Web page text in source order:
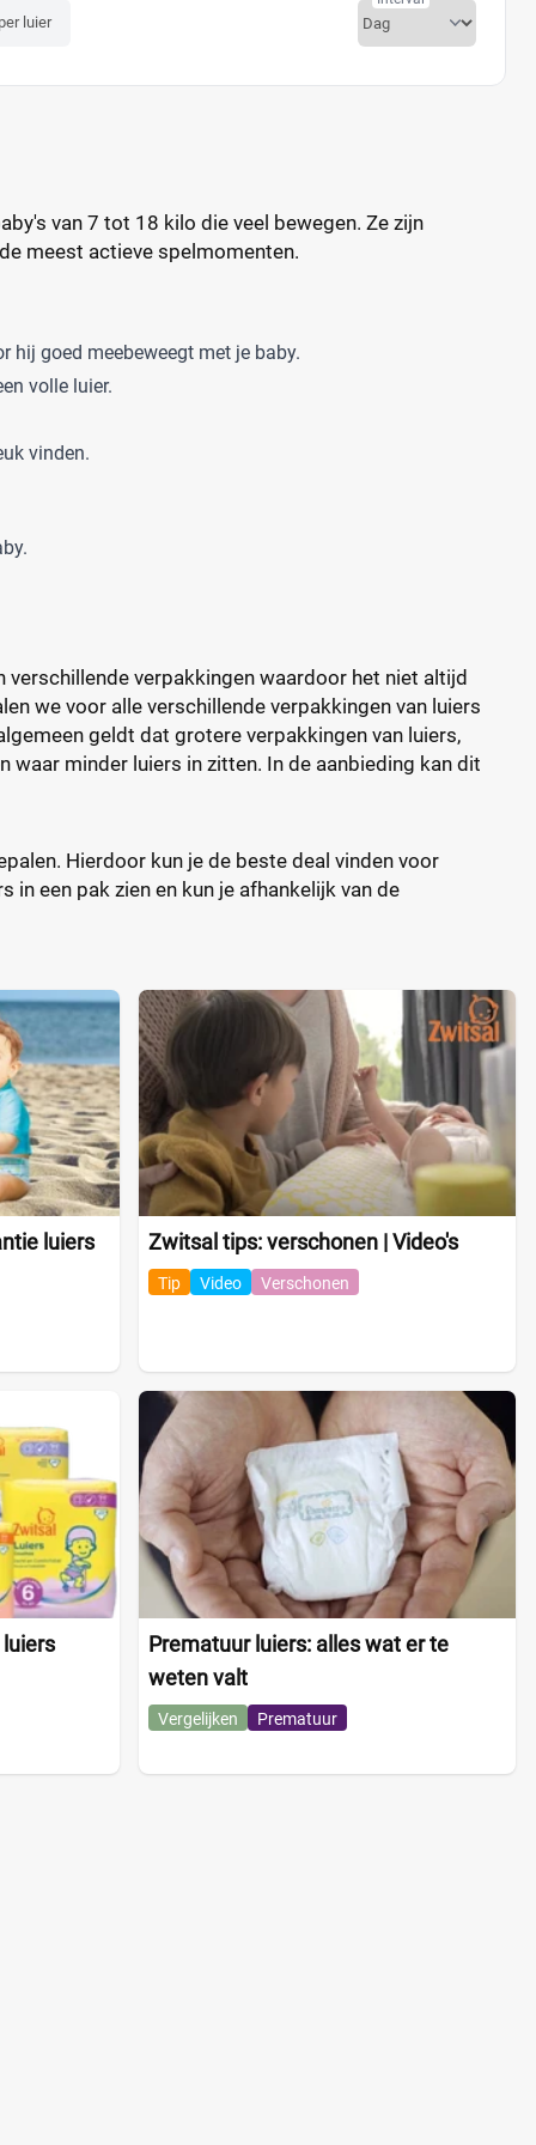
luier
van 7 tot 18 kilo die veel bewegen. Ze zijn
meest actieve spelmomenten.
hij goed meebeweegt met je baby.
volle luier.
vinden.
verpakkingen waardoor het niet altijd
we voor alle verschillende verpakkingen van luiers
geldt dat grotere verpakkingen van luiers,
waar minder luiers in zitten. In de aanbieding kan dit
Hierdoor kun je de beste deal vinden voor
in een pak zien en kun je afhankelijk van de
luiers
Zwitsal tips: verschonen | Video's
Tip Video Verschonen
Prematuur luiers: alles wat er te
weten valt
Vergelijken Prematuur